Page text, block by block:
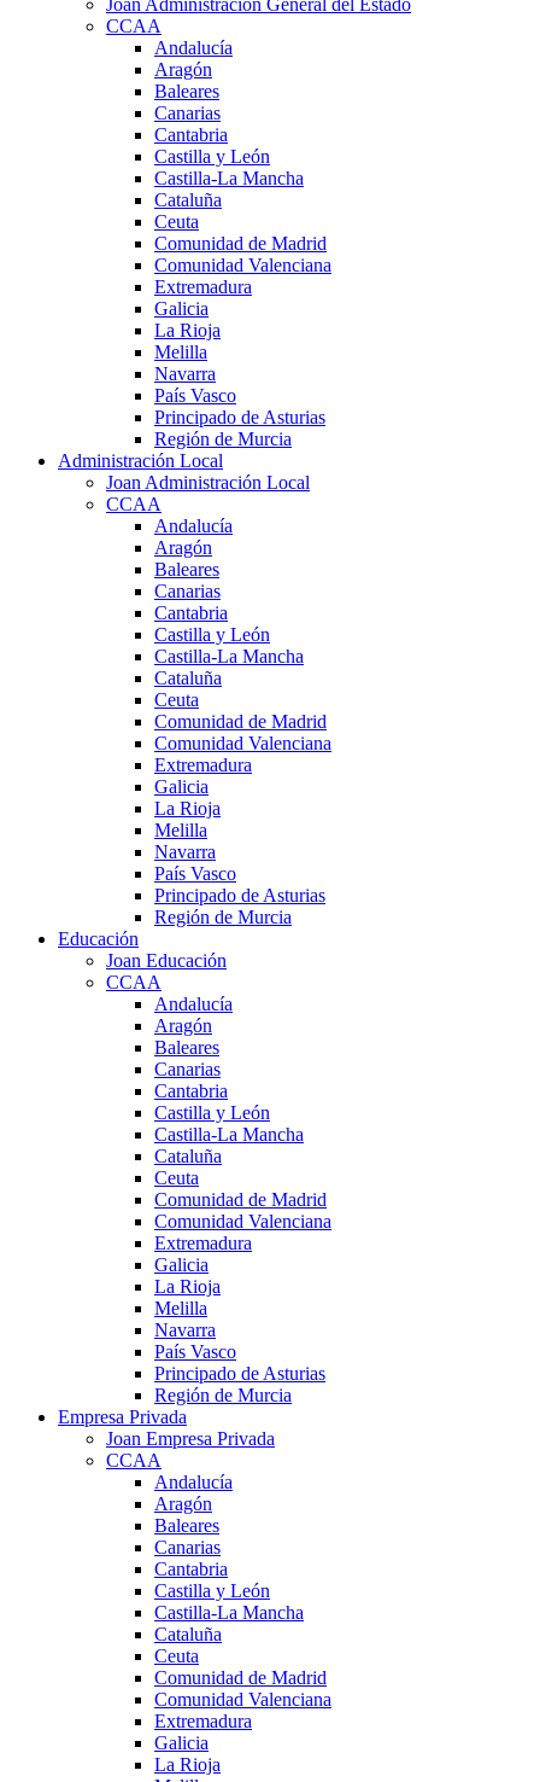
CCAA
Andalucía
Aragón
Baleares
Canarias
Cantabria
Castilla y León
Castilla-La Mancha
Cataluña
Ceuta
Comunidad de Madrid
Comunidad Valenciana
Extremadura
Galicia
La Rioja
Melilla
Navarra
País Vasco
Principado de Asturias
Región de Murcia
Administración Local
Joan Administración Local
CCAA
Andalucía
Aragón
Baleares
Canarias
Cantabria
Castilla y León
Castilla-La Mancha
Cataluña
Ceuta
Comunidad de Madrid
Comunidad Valenciana
Extremadura
Galicia
La Rioja
Melilla
Navarra
País Vasco
Principado de Asturias
Región de Murcia
Educación
Joan Educación
CCAA
Andalucía
Aragón
Baleares
Canarias
Cantabria
Castilla y León
Castilla-La Mancha
Cataluña
Ceuta
Comunidad de Madrid
Comunidad Valenciana
Extremadura
Galicia
La Rioja
Melilla
Navarra
País Vasco
Principado de Asturias
Región de Murcia
Empresa Privada
Joan Empresa Privada
CCAA
Andalucía
Aragón
Baleares
Canarias
Cantabria
Castilla y León
Castilla-La Mancha
Cataluña
Ceuta
Comunidad de Madrid
Comunidad Valenciana
Extremadura
Galicia
La Rioja